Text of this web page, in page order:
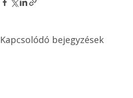
Kapcsolódó bejegyzések